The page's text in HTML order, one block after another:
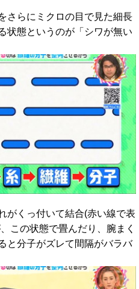
さらにミクロの目で見た細長
状態というのが「シワが無い
がくっ付いて結合(赤い線で表
この状態で畳んだり、腕まく
と分子がズレて間隔がバラバ